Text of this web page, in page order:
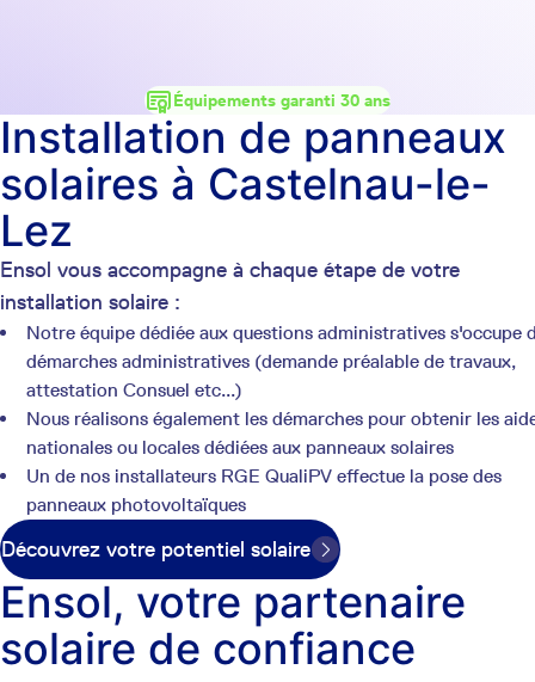
Équipements garanti 30 ans
Ensol vous accompagne à chaque étape de votre
installation solaire :
Notre équipe dédiée aux questions administratives s'occupe
démarches administratives (demande préalable de travaux,
attestation Consuel etc...)
Nous réalisons également les démarches pour obtenir les
nationales ou locales dédiées aux panneaux solaires
Un de nos installateurs RGE QualiPV effectue la pose des
panneaux photovoltaïques
Découvrez votre potentiel solaire
Installation de panneaux
solaires à Castelnau-le-
Lez
Ensol, votre partenaire
solaire de confiance